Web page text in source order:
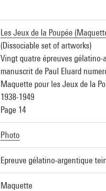
Les Jeux de la Poupée
(Dissociable set of artworks)
Vingt quatre épreuves
manuscrit de Paul Eluard
Maquette pour les Jeux de la
1938-1949
Page 14
Photo
Epreuve gélatino-argentique
Maquette